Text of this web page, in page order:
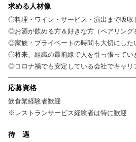
求める人材像
◎料理・ワイン・サービス・演出まで吸収
◎お酒が飲める方＆好きな方（ペアリング
◎家族・プライベートの時間も大切にした
◎将来、組織の最前線で人を引っ張ってい
◎コロナ禍でも安定している会社でキャリ
応募資格
飲食業経験者歓迎
※レストランサービス経験者は特に歓迎
待 遇